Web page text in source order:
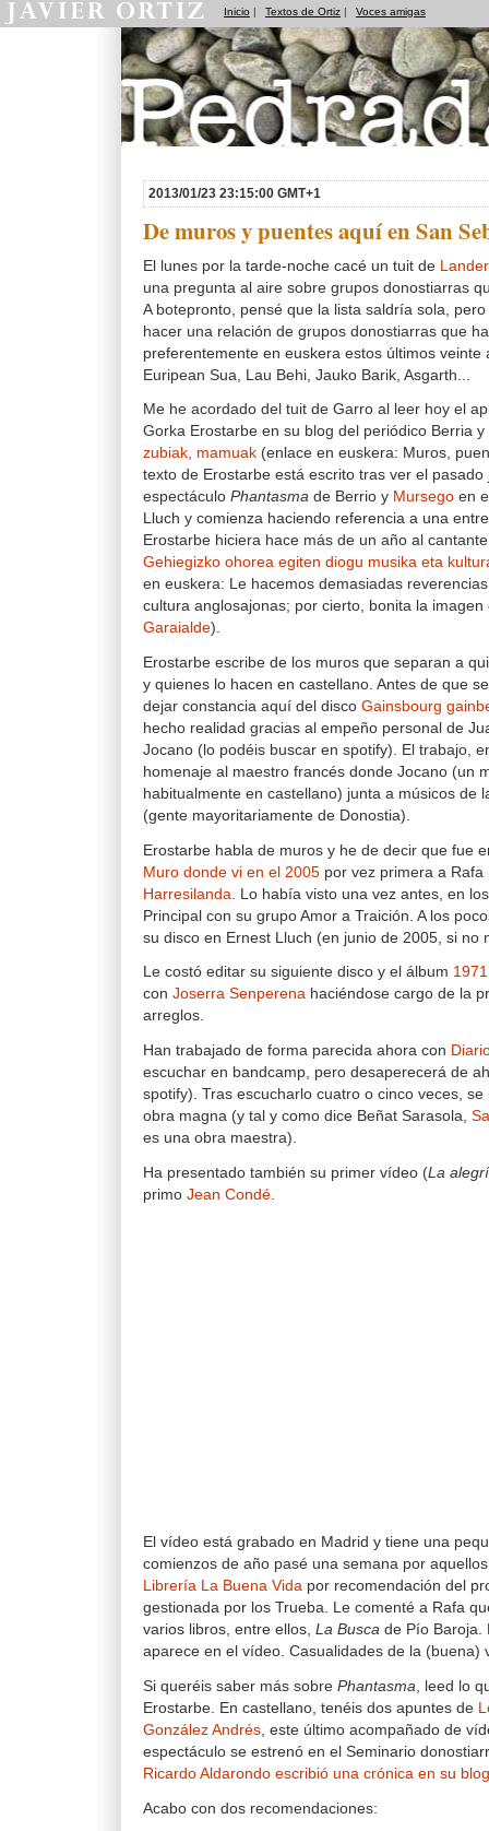
Inicio | Textos de Ortiz | Voces amigas
2013/01/23 23:15:00 GMT+1
De muros y puentes aquí en San
El lunes por la tarde-noche cacé un tuit de
una pregunta al aire sobre grupos donostiarras
A botepronto, pensé que la lista saldría sola,
hacer una relación de grupos donostiarras que
preferentemente en euskera estos últimos veinte
Euripean Sua, Lau Behi, Jauko Barik, Asgarth...
Me he acordado del tuit de Garro al leer hoy el
Gorka Erostarbe en su blog del periódico Berria
zubiak, mamuak (enlace en euskera: Muros,
texto de Erostarbe está escrito tras ver el
espectáculo Phantasma de Berrio y Mursego en
Lluch y comienza haciendo referencia a una
Erostarbe hiciera hace más de un año al
Gehiegizko ohorea egiten diogu musika eta
en euskera: Le hacemos demasiadas
cultura anglosajonas; por cierto, bonita la
Garaialde).
Erostarbe escribe de los muros que separan a
y quienes lo hacen en castellano. Antes de que
dejar constancia aquí del disco Gainsbourg
hecho realidad gracias al empeño personal de
Jocano (lo podéis buscar en spotify). El trabajo,
homenaje al maestro francés donde Jocano (un
habitualmente en castellano) junta a músicos de
(gente mayoritariamente de Donostia).
Erostarbe habla de muros y he de decir que fue
Muro donde vi en el 2005 por vez primera a
Harresilanda . Lo había visto una vez antes, en
Principal con su grupo Amor a Traición. A los
su disco en Ernest Lluch (en junio de 2005, si no
Le costó editar su siguiente disco y el álbum 1971
con Joserra Senperena haciéndose cargo de la
arreglos.
Han trabajado de forma parecida ahora con
escuchar en bandcamp, pero desaperecerá de
spotify). Tras escucharlo cuatro o cinco veces,
obra magna (y tal y como dice Beñat Sarasola,
es una obra maestra).
Ha presentado también su primer vídeo (La
primo Jean Condé
El vídeo está grabado en Madrid y tiene una
comienzos de año pasé una semana por
Librería La Buena Vida por recomendación del
gestionada por los Trueba. Le comenté a Rafa
varios libros, entre ellos, La Busca de Pío Baroja.
aparece en el vídeo. Casualidades de la (buena)
Si queréis saber más sobre Phantasma , leed lo
Erostarbe. En castellano, tenéis dos apuntes de
González Andrés , este último acompañado de
espectáculo se estrenó en el Seminario
Ricardo Aldarondo escribió una crónica en su blog
Acabo con dos recomendaciones: